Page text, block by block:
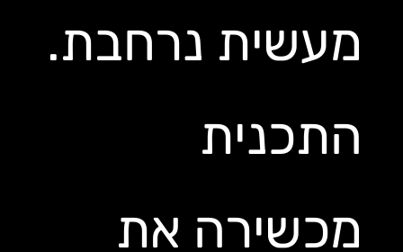
מעשית נרחבת.
התכנית
מכשירה את